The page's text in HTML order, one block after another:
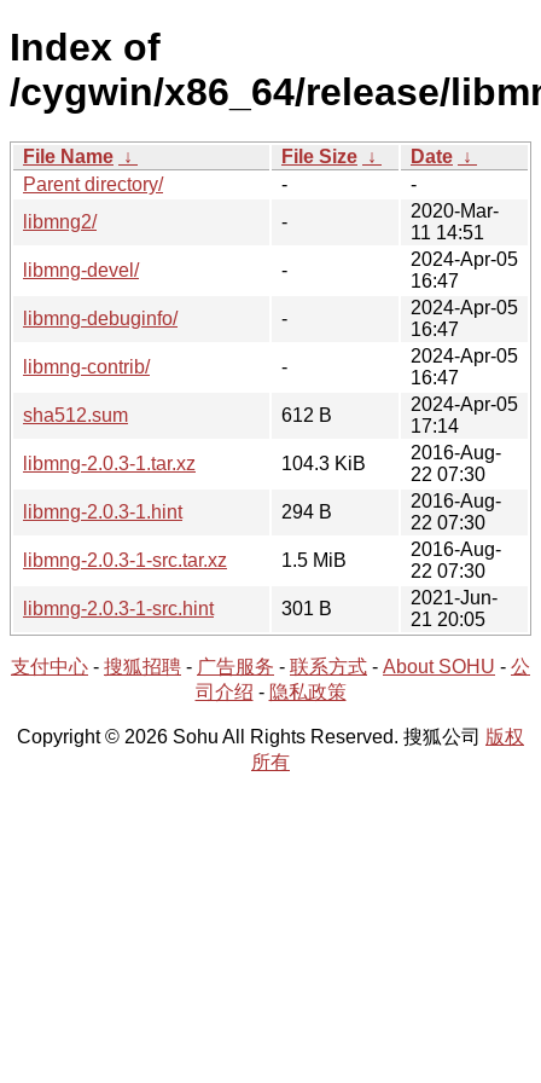
Index of
/cygwin/x86_64/release/
File Name ↓ File Size ↓ Date ↓
Parent directory/
-
-
libmng2/
-
2020-Mar-
11 14:51
libmng-devel/
-
2024-Apr-05
16:47
libmng-debuginfo/
-
2024-Apr-05
16:47
libmng-contrib/
-
2024-Apr-05
16:47
sha512.sum
612 B
2024-Apr-05
17:14
libmng-2.0.3-1.tar.xz
104.3 KiB
2016-Aug-
22 07:30
libmng-2.0.3-1.hint
294 B
2016-Aug-
22 07:30
libmng-2.0.3-1-src.tar.xz
1.5 MiB
2016-Aug-
22 07:30
libmng-2.0.3-1-src.hint
301 B
2021-Jun-
21 20:05
支付中心 - 搜狐招聘 - 广告服务 - 联系方式 - About SOHU - 公
司介绍 - 隐私政策
Copyright © 2026 Sohu All Rights Reserved. 搜狐公司 版权
所有